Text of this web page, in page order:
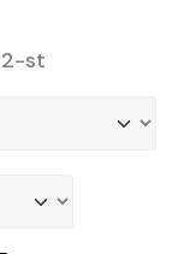
st